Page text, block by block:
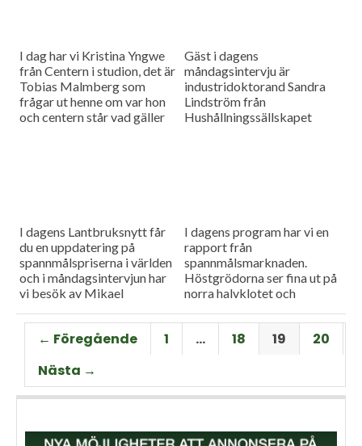
I dag har vi Kristina Yngwe
från Centern i studion, det är
Tobias Malmberg som
frågar ut henne om var hon
och centern står vad gäller
Gäst i dagens
måndagsintervju är
industridoktorand Sandra
Lindström från
Hushållningssällskapet
I dagens Lantbruksnytt får
du en uppdatering på
spannmålspriserna i världen
och i måndagsintervjun har
vi besök av Mikael
Lantmännen.
I dagens program har vi en
rapport från
spannmålsmarknaden.
Höstgrödorna ser fina ut på
norra halvklotet och
Gäst i vår måndagsintervju
är Torbjörn Lithell från HK
Scan som berättar om
slakteribranchens
utmaningar framöver.
← Föregående 1 … 18 19
20
Nästa →